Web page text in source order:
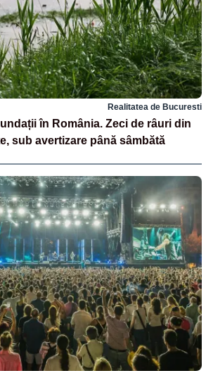
Realitatea de Bucuresti
în România. Zeci de râuri din
sub avertizare până sâmbătă